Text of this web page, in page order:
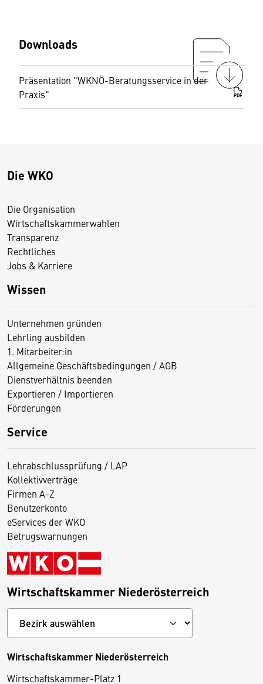
Downloads
Präsentation "WKNÖ-Beratungsservice in der
Praxis"
PDF
Die WKO
Die Organisation
Wirtschaftskammerwahlen
Transparenz
Rechtliches
Jobs & Karriere
Wissen
Unternehmen gründen
Lehrling ausbilden
1. Mitarbeiter:in
Allgemeine Geschäftsbedingungen / AGB
Dienstverhältnis beenden
Exportieren / Importieren
Förderungen
Service
Lehrabschlussprüfung / LAP
Kollektivverträge
Firmen A-Z
Benutzerkonto
eServices der WKO
Betrugswarnungen
Wirtschaftskammer Niederösterreich
Wirtschaftskammer Niederösterreich
Wirtschaftskammer-Platz 1